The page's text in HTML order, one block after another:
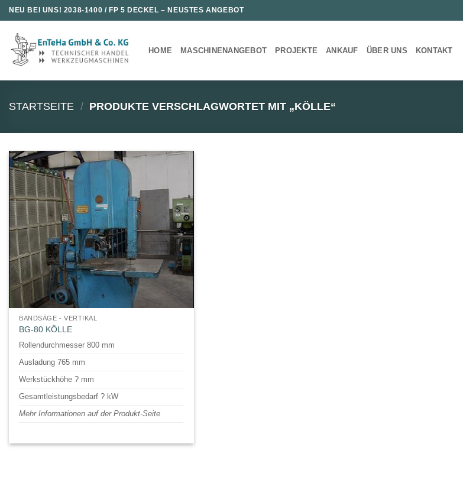
Zum
Inhalt
springen
NEU BEI UNS! 2038-1400 / FP 5 DECKEL – NEUSTES ANGEBOT
HOME MASCHINENANGEBOT PROJEKTE ANKAUF ÜBER UNS KONTAKT
STARTSEITE / PRODUKTE VERSCHLAGWORTET MIT „KÖLLE“
BANDSÄGE - VERTIKAL
BG-80 KÖLLE
Rollendurchmesser 800 mm
Ausladung 765 mm
Werkstückhöhe ? mm
Gesamtleistungsbedarf ? kW
Mehr Informationen auf der Produkt-Seite